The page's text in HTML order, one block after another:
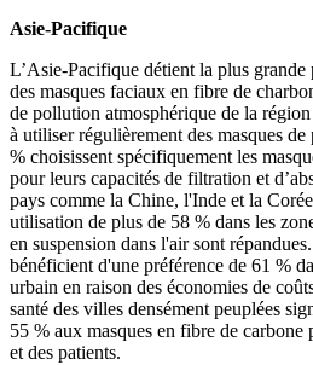
Asie-Pacifique
L’Asie-Pacifique détient la plus
des masques faciaux en fibre de
de pollution atmosphérique de la
à utiliser régulièrement des masques
% choisissent spécifiquement les
pour leurs capacités de filtration et
pays comme la Chine, l'Inde et la
utilisation de plus de 58 % dans les
en suspension dans l'air sont
bénéficient d'une préférence de 61 %
urbain en raison des économies de
santé des villes densément peuplées
55 % aux masques en fibre de carbone
et des patients.